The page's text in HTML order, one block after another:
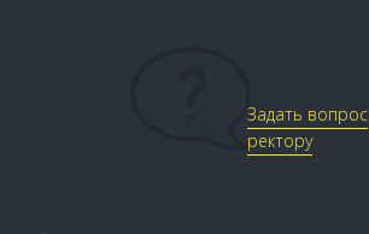
Задать вопрос
ректору